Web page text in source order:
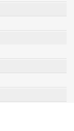
nadrzędne
gdy
przesłanki:
się na
z osobą,
podstawie
tą osobę,
w sposób